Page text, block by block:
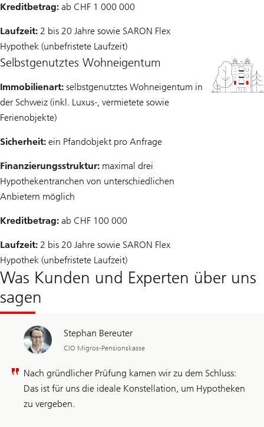
Kreditbetrag: ab CHF 1 000 000
Laufzeit: 2 bis 20 Jahre sowie SARON Flex
Hypothek (unbefristete Laufzeit)
Selbstgenutztes Wohneigentum
Immobilienart: selbstgenutztes Wohneigentum in
der Schweiz (inkl. Luxus-, vermietete sowie
Ferienobjekte)
Sicherheit: ein Pfandobjekt pro Anfrage
Finanzierungsstruktur: maximal drei
Hypothekentranchen von unterschiedlichen
Anbietern möglich
Kreditbetrag: ab CHF 100 000
Laufzeit: 2 bis 20 Jahre sowie SARON Flex
Hypothek (unbefristete Laufzeit)
Was Kunden und Experten über uns
sagen
Stephan Bereuter
CIO Migros-Pensionskasse
Nach gründlicher Prüfung kamen wir zu dem Schluss:
Das ist für uns die ideale Konstellation, um Hypotheken
zu vergeben.